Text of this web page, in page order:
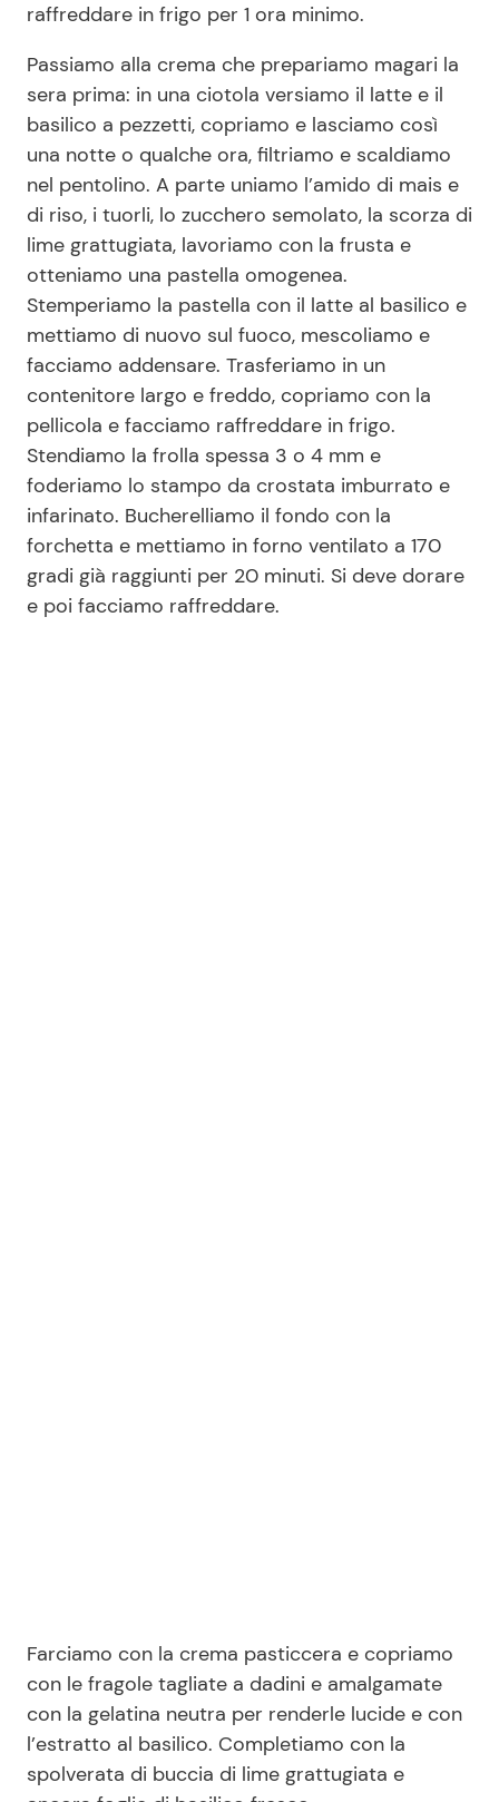
raffreddare in frigo per 1 ora minimo.
Passiamo alla crema che prepariamo magari la
sera prima: in una ciotola versiamo il latte e il
basilico a pezzetti, copriamo e lasciamo così
una notte o qualche ora, filtriamo e scaldiamo
nel pentolino. A parte uniamo l’amido di mais e
di riso, i tuorli, lo zucchero semolato, la scorza di
lime grattugiata, lavoriamo con la frusta e
otteniamo una pastella omogenea.
Stemperiamo la pastella con il latte al basilico e
mettiamo di nuovo sul fuoco, mescoliamo e
facciamo addensare. Trasferiamo in un
contenitore largo e freddo, copriamo con la
pellicola e facciamo raffreddare in frigo.
Stendiamo la frolla spessa 3 o 4 mm e
foderiamo lo stampo da crostata imburrato e
infarinato. Bucherelliamo il fondo con la
forchetta e mettiamo in forno ventilato a 170
gradi già raggiunti per 20 minuti. Si deve dorare
e poi facciamo raffreddare.
Farciamo con la crema pasticcera e copriamo
con le fragole tagliate a dadini e amalgamate
con la gelatina neutra per renderle lucide e con
l’estratto al basilico. Completiamo con la
spolverata di buccia di lime grattugiata e